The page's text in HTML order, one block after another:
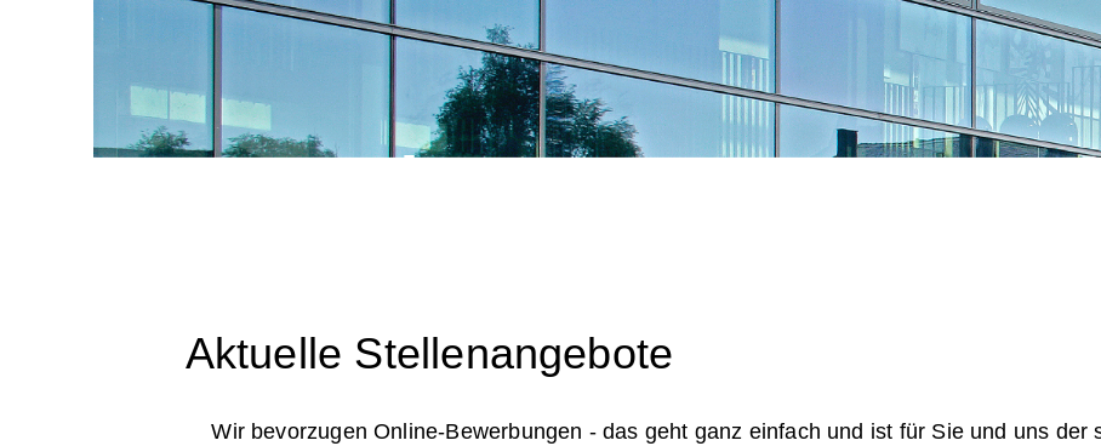
Karriere
Aktuelle Stellenangebote
Wir bevorzugen Online-Bewerbungen - das geht ganz einfach und ist für Sie und uns der